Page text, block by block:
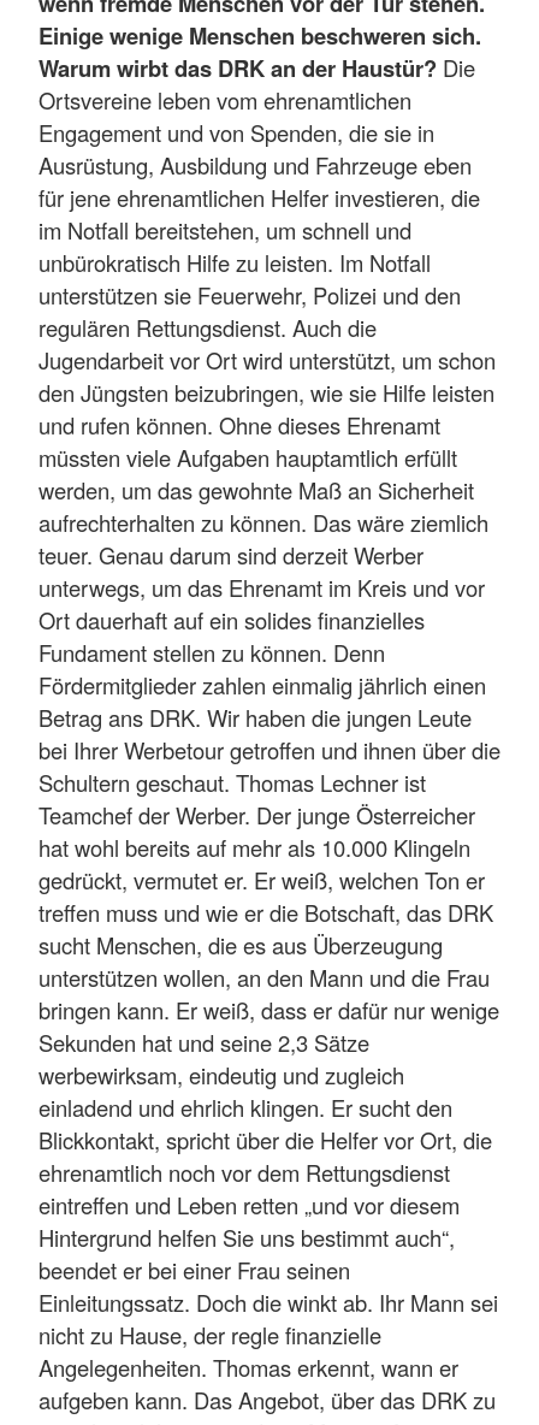
Einige wenige Menschen beschweren sich.
Warum wirbt das DRK an der Haustür? Die
Ortsvereine leben vom ehrenamtlichen
Engagement und von Spenden, die sie in
Ausrüstung, Ausbildung und Fahrzeuge eben
für jene ehrenamtlichen Helfer investieren, die
im Notfall bereitstehen, um schnell und
unbürokratisch Hilfe zu leisten. Im Notfall
unterstützen sie Feuerwehr, Polizei und den
regulären Rettungsdienst. Auch die
Jugendarbeit vor Ort wird unterstützt, um schon
den Jüngsten beizubringen, wie sie Hilfe leisten
und rufen können. Ohne dieses Ehrenamt
müssten viele Aufgaben hauptamtlich erfüllt
werden, um das gewohnte Maß an Sicherheit
aufrechterhalten zu können. Das wäre ziemlich
teuer. Genau darum sind derzeit Werber
unterwegs, um das Ehrenamt im Kreis und vor
Ort dauerhaft auf ein solides finanzielles
Fundament stellen zu können. Denn
Fördermitglieder zahlen einmalig jährlich einen
Betrag ans DRK. Wir haben die jungen Leute
bei Ihrer Werbetour getroffen und ihnen über die
Schultern geschaut. Thomas Lechner ist
Teamchef der Werber. Der junge Österreicher
hat wohl bereits auf mehr als 10.000 Klingeln
gedrückt, vermutet er. Er weiß, welchen Ton er
treffen muss und wie er die Botschaft, das DRK
sucht Menschen, die es aus Überzeugung
unterstützen wollen, an den Mann und die Frau
bringen kann. Er weiß, dass er dafür nur wenige
Sekunden hat und seine 2,3 Sätze
werbewirksam, eindeutig und zugleich
einladend und ehrlich klingen. Er sucht den
Blickkontakt, spricht über die Helfer vor Ort, die
ehrenamtlich noch vor dem Rettungsdienst
eintreffen und Leben retten „und vor diesem
Hintergrund helfen Sie uns bestimmt auch“,
beendet er bei einer Frau seinen
Einleitungssatz. Doch die winkt ab. Ihr Mann sei
nicht zu Hause, der regle finanzielle
Angelegenheiten. Thomas erkennt, wann er
aufgeben kann. Das Angebot, über das DRK zu